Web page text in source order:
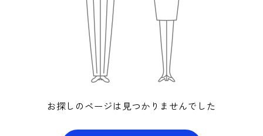
お探しのページは見つかりませんでした